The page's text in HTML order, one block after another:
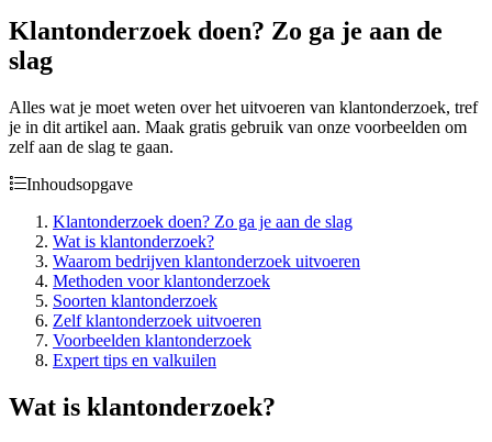
Klantonderzoek doen? Zo ga je aan de
slag
Alles wat je moet weten over het uitvoeren van klantonderzoek, tref
je in dit artikel aan. Maak gratis gebruik van onze voorbeelden om
zelf aan de slag te gaan.
Inhoudsopgave
Klantonderzoek doen? Zo ga je aan de slag
Wat is klantonderzoek?
Waarom bedrijven klantonderzoek uitvoeren
Methoden voor klantonderzoek
Soorten klantonderzoek
Zelf klantonderzoek uitvoeren
Voorbeelden klantonderzoek
Expert tips en valkuilen
Wat is klantonderzoek?